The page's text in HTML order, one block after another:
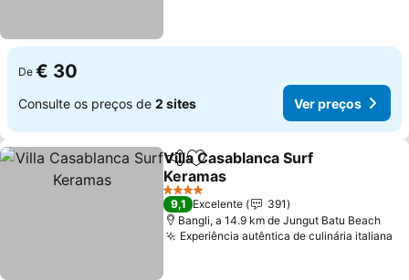
De € 30
Consulte os preços de 2 sites Ver preços
PartilharAdicionar aos favoritos
Villa Casablanca Surf
Keramas
Ver preços
4 Estrelas
9,1 Excelente
391
Bangli, a 14.9 km de Jungut Batu Beach
Experiência autêntica de culinária italiana